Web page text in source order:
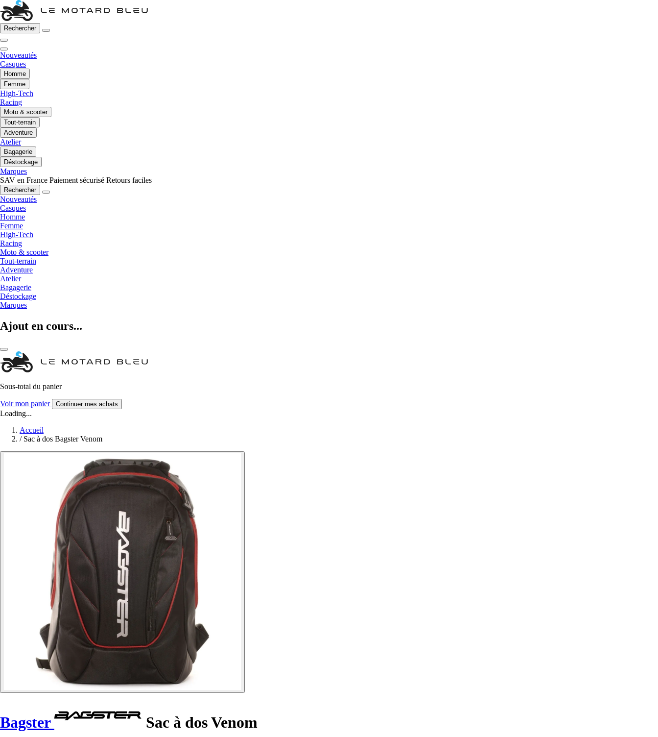
Rechercher
Nouveautés
Casques
Homme
Femme
High-Tech
Racing
Moto & scooter
Tout-terrain
Adventure
Atelier
Bagagerie
Déstockage
Marques
SAV en France Paiement sécurisé Retours faciles
Rechercher
Nouveautés
Casques
Homme
Femme
High-Tech
Racing
Moto & scooter
Tout-terrain
Adventure
Atelier
Bagagerie
Déstockage
Marques
Ajout en cours...
Sous-total du panier
Voir mon panier Continuer mes achats
Loading...
Accueil
/ Sac à dos Bagster Venom
Bagster Sac à dos Venom